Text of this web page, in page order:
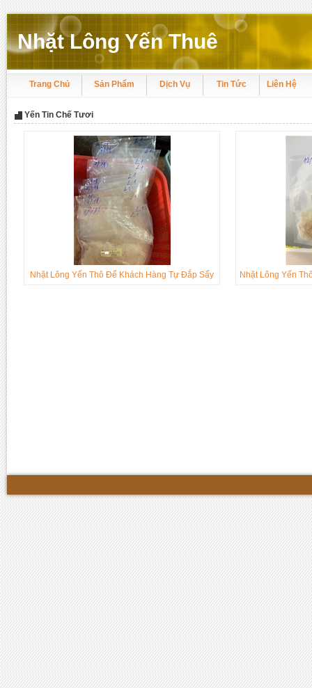
Nhặt Lông Yến Thuê
Trang Chủ Sản Phẩm Dịch Vụ Tin Tức Liên Hệ
Yến Tin Chế Tươi
Nhặt Lông Yến Thô Để Khách Hàng Tự Đắp Sấy Nhặt Lông Yến